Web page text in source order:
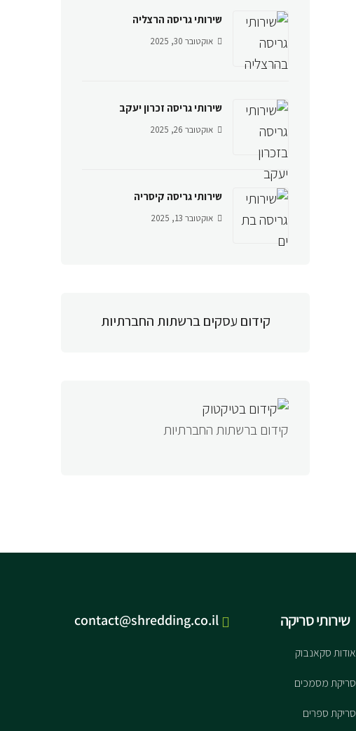
שירותי גריסה הרצליה
אוקטובר 30, 2025
שירותי גריסה זכרון יעקב
אוקטובר 26, 2025
שירותי גריסה קיסריה
אוקטובר 13, 2025
קידום עסקים ברשתות החברתיות
קידום ברשתות החברתיות
שירותי סריקה
אודות סקאנבוק
סריקת מסמכים
סריקת ספרים